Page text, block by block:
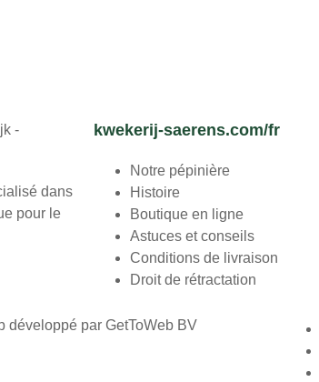
dans
pour le
kwekerij-saerens.com/fr
Notre pépinière
Histoire
Boutique en ligne
Astuces et conseils
Conditions de livraison
Droit de rétractation
développé par GetToWeb BV